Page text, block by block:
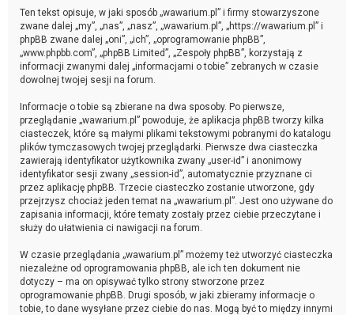
Ten tekst opisuje, w jaki sposób „wawarium.pl” i firmy stowarzyszone
zwane dalej „my”, „nas”, „nasz”, „wawarium.pl”, „https://wawarium.pl” i
phpBB zwane dalej „oni”, „ich”, „oprogramowanie phpBB”,
„www.phpbb.com”, „phpBB Limited”, „Zespoły phpBB”, korzystają z
informacji zwanymi dalej „informacjami o tobie” zebranych w czasie
dowolnej twojej sesji na forum.
Informacje o tobie są zbierane na dwa sposoby. Po pierwsze,
przeglądanie „wawarium.pl” powoduje, że aplikacja phpBB tworzy kilka
ciasteczek, które są małymi plikami tekstowymi pobranymi do katalogu
plików tymczasowych twojej przeglądarki. Pierwsze dwa ciasteczka
zawierają identyfikator użytkownika zwany „user-id” i anonimowy
identyfikator sesji zwany „session-id”, automatycznie przyznane ci
przez aplikację phpBB. Trzecie ciasteczko zostanie utworzone, gdy
przejrzysz chociaż jeden temat na „wawarium.pl”. Jest ono używane do
zapisania informacji, które tematy zostały przez ciebie przeczytane i
służy do ułatwienia ci nawigacji na forum.
W czasie przeglądania „wawarium.pl” możemy też utworzyć ciasteczka
niezależne od oprogramowania phpBB, ale ich ten dokument nie
dotyczy – ma on opisywać tylko strony stworzone przez
oprogramowanie phpBB. Drugi sposób, w jaki zbieramy informacje o
tobie, to dane wysyłane przez ciebie do nas. Mogą być to między innymi